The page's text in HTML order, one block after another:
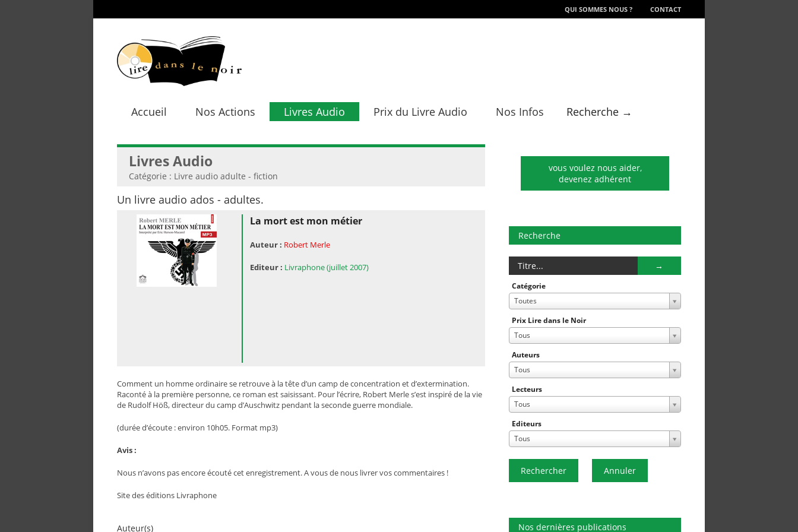
QUI SOMMES NOUS ? CONTACT
Accueil Nos Actions Livres Audio Prix du Livre Audio Nos Infos Recherche →
Livres Audio
Catégorie : Livre audio adulte - fiction
Un livre audio ados - adultes.
La mort est mon métier
Auteur : Robert Merle
Editeur : Livraphone (juillet 2007)
Comment un homme ordinaire se retrouve à la tête d’un camp de concentration et d’extermination.
Raconté à la première personne, ce roman est saisissant. Pour l’écrire, Robert Merle s’est inspiré de la vie
de Rudolf Höß, directeur du camp d’Auschwitz pendant la seconde guerre mondiale.
(durée d’écoute : environ 10h05. Format mp3)
Avis :
Nous n’avons pas encore écouté cet enregistrement. A vous de nous livrer vos commentaires !
Site des éditions Livraphone
Auteur(s)
vous voulez nous aider,
devenez adhérent
Recherche
Catégorie
Toutes
Prix Lire dans le Noir
Tous
Auteurs
Tous
Lecteurs
Tous
Editeurs
Tous
Rechercher Annuler
Nos dernières publications